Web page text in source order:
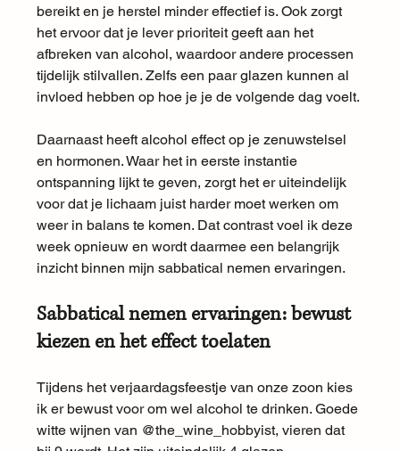
bereikt en je herstel minder effectief is. Ook zorgt
het ervoor dat je lever prioriteit geeft aan het
afbreken van alcohol, waardoor andere processen
tijdelijk stilvallen. Zelfs een paar glazen kunnen al
invloed hebben op hoe je je de volgende dag voelt.
Daarnaast heeft alcohol effect op je zenuwstelsel
en hormonen. Waar het in eerste instantie
ontspanning lijkt te geven, zorgt het er uiteindelijk
voor dat je lichaam juist harder moet werken om
weer in balans te komen. Dat contrast voel ik deze
week opnieuw en wordt daarmee een belangrijk
inzicht binnen mijn sabbatical nemen ervaringen.
Sabbatical nemen ervaringen: bewust
kiezen en het effect toelaten
Tijdens het verjaardagsfeestje van onze zoon kies
ik er bewust voor om wel alcohol te drinken. Goede
witte wijnen van @the_wine_hobbyist, vieren dat